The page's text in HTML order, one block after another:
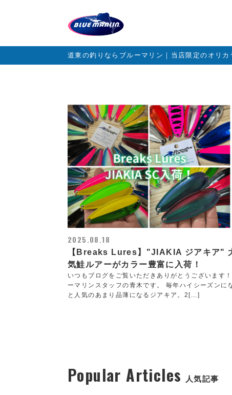
道東の釣りならブルーマリン｜当店限定のオリカ
2025.08.18
【Breaks Lures】"JIAKIA ジアキア"
気鮭ルアーがカラー豊富に入荷！
いつもブログをご覧いただきありがとうございます
ーマリンスタッフの青木です。 毎年ハイシーズンに
と人気のあまり品薄になるジアキア。2[...]
Popular Articles 人気記事